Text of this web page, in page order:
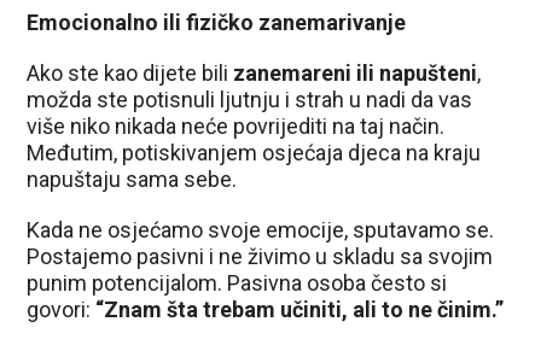
Emocionalno ili fizičko zanemarivanje
Ako ste kao dijete bili zanemareni ili napušteni,
možda ste potisnuli ljutnju i strah u nadi da vas
više niko nikada neće povrijediti na taj način.
Međutim, potiskivanjem osjećaja djeca na kraju
napuštaju sama sebe.
Kada ne osjećamo svoje emocije, sputavamo se.
Postajemo pasivni i ne živimo u skladu sa svojim
punim potencijalom. Pasivna osoba često si
govori: “Znam šta trebam učiniti, ali to ne činim.”